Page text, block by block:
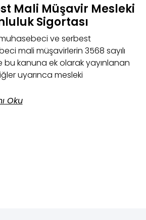
Mali Müşavir Mesleki
Sigortası
ve serbest
mali müşavirlerin 3568 sayılı
bu kanuna ek olarak yayınlanan
uyarınca mesleki
Oku